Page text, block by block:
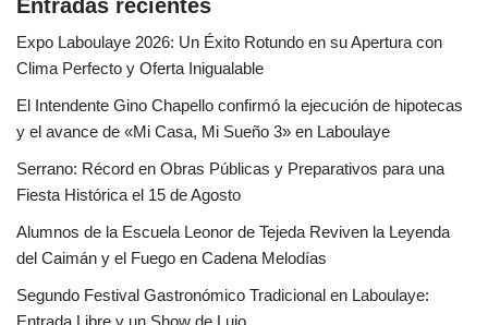
Entradas recientes
Expo Laboulaye 2026: Un Éxito Rotundo en su Apertura con
Clima Perfecto y Oferta Inigualable
El Intendente Gino Chapello confirmó la ejecución de hipotecas
y el avance de «Mi Casa, Mi Sueño 3» en Laboulaye
Serrano: Récord en Obras Públicas y Preparativos para una
Fiesta Histórica el 15 de Agosto
Alumnos de la Escuela Leonor de Tejeda Reviven la Leyenda
del Caimán y el Fuego en Cadena Melodías
Segundo Festival Gastronómico Tradicional en Laboulaye:
Entrada Libre y un Show de Lujo